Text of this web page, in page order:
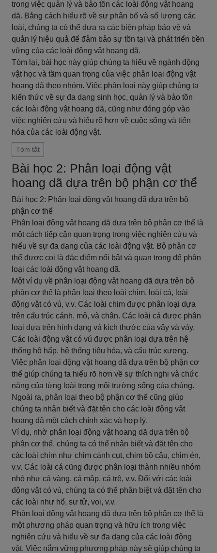
trong việc quản lý và bảo tồn các loài động vật hoang
dã. Bằng cách hiểu rõ về sự phân bố và số lượng các
loài, chúng ta có thể đưa ra các biện pháp bảo vệ và
quản lý hiệu quả để đảm bảo sự tồn tại và phát triển bền
vững của các loài động vật hoang dã.
Tóm lại, bài học này giúp chúng ta hiểu về ngành động
vật học và tầm quan trọng của việc phân loại động vật
hoang dã theo nhóm. Việc phân loại này giúp chúng ta
kiến thức về sự đa dạng sinh học, quản lý và bảo tồn
các loài động vật hoang dã, cũng như đóng góp vào
việc nghiên cứu và hiểu rõ hơn về cuộc sống và tiến
hóa của các loài động vật.
Tóm tắt
Bài học 2: Phân loại động vật
hoang dã dựa trên bộ phận cơ thể
Bài học 2: Phân loại động vật hoang dã dựa trên bộ
phận cơ thể
Phân loại động vật hoang dã dựa trên bộ phận cơ thể là
một cách tiếp cận quan trọng trong việc nghiên cứu và
hiểu về sự đa dạng của các loài động vật. Bộ phận cơ
thể được coi là đặc điểm nổi bật và quan trọng để phân
loại các loài động vật hoang dã.
Một ví dụ về phân loại động vật hoang dã dựa trên bộ
phận cơ thể là phân loại theo loài chim, loài cá, loài
động vật có vú, v.v. Các loài chim được phân loại dựa
trên cấu trúc cánh, mỏ, và chân. Các loài cá được phân
loại dựa trên hình dạng và kích thước của vây và vảy.
Các loài động vật có vú được phân loại dựa trên hệ
thống hô hấp, hệ thống tiêu hóa, và cấu trúc xương.
Việc phân loại động vật hoang dã dựa trên bộ phận cơ
thể giúp chúng ta hiểu rõ hơn về sự thích nghi và chức
năng của từng loài trong môi trường sống của chúng.
Ngoài ra, phân loại theo bộ phận cơ thể cũng giúp
chúng ta nhận biết và đặt tên cho các loài động vật
hoang dã một cách chính xác và hợp lý.
Ví dụ, nhờ phân loại động vật hoang dã dựa trên bộ
phận cơ thể, chúng ta có thể nhận biết và đặt tên cho
các loài chim như chim cánh cụt, chim bồ câu, chim én,
v.v. Các loài cá cũng được phân loại thành nhiều nhóm
nhỏ như cá vàng, cá mập, cá trê, v.v. Đối với các loài
động vật có vú, chúng ta có thể phân biệt và đặt tên cho
các loài như hổ, sư tử, voi, v.v.
Phân loại động vật hoang dã dựa trên bộ phận cơ thể là
một phương pháp quan trọng và hữu ích trong việc
nghiên cứu và hiểu về sự đa dạng của các loài động
vật. Việc nắm vững phương pháp này sẽ giúp chúng ta